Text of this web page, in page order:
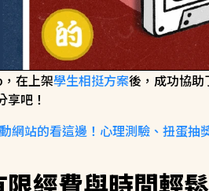
在上架學生相挺方案後，成功協
吧！
網站的看這邊！心理測驗、扭蛋